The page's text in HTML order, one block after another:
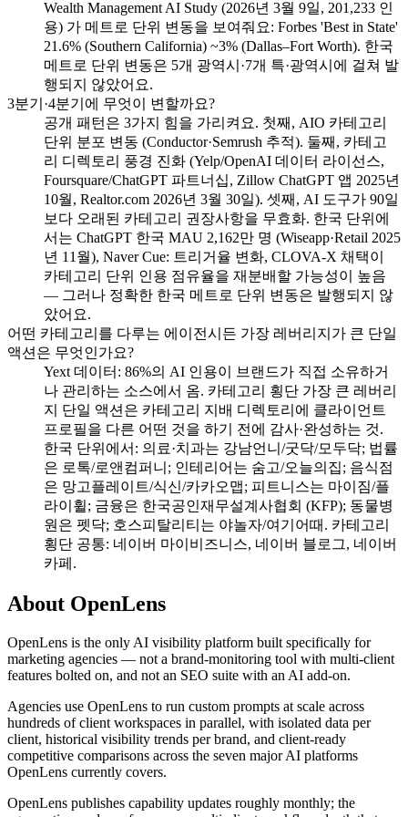
Wealth Management AI Study (2026년 3월 9일, 201,233 인
용) 가 메트로 단위 변동을 보여줘요: Forbes 'Best in State'
21.6% (Southern California) ~3% (Dallas–Fort Worth). 한국
메트로 단위 변동은 5개 광역시·7개 특·광역시에 걸쳐 발
행되지 않았어요.
3분기·4분기에 무엇이 변할까요?
공개 패턴은 3가지 힘을 가리켜요. 첫째, AIO 카테고리
단위 분포 변동 (Conductor·Semrush 추적). 둘째, 카테고
리 디렉토리 풍경 진화 (Yelp/OpenAI 데이터 라이선스,
Foursquare/ChatGPT 파트너십, Zillow ChatGPT 앱 2025년
10월, Realtor.com 2026년 3월 30일). 셋째, AI 도구가 90일
보다 오래된 카테고리 권장사항을 무효화. 한국 단위에
서는 ChatGPT 한국 MAU 2,162만 명 (Wiseapp·Retail 2025
년 11월), Naver Cue: 트리거율 변화, CLOVA-X 채택이
카테고리 단위 인용 점유율을 재분배할 가능성이 높음
— 그러나 정확한 한국 메트로 단위 변동은 발행되지 않
았어요.
어떤 카테고리를 다루는 에이전시든 가장 레버리지가 큰 단일
액션은 무엇인가요?
Yext 데이터: 86%의 AI 인용이 브랜드가 직접 소유하거
나 관리하는 소스에서 옴. 카테고리 횡단 가장 큰 레버리
지 단일 액션은 카테고리 지배 디렉토리에 클라이언트
프로필을 다른 어떤 것을 하기 전에 감사·완성하는 것.
한국 단위에서: 의료·치과는 강남언니/굿닥/모두닥; 법률
은 로톡/로앤컴퍼니; 인테리어는 숨고/오늘의집; 음식점
은 망고플레이트/식신/카카오맵; 피트니스는 마이짐/플
라이휠; 금융은 한국공인재무설계사협회 (KFP); 동물병
원은 펫닥; 호스피탈리티는 야놀자/여기어때. 카테고리
횡단 공통: 네이버 마이비즈니스, 네이버 블로그, 네이버
카페.
About OpenLens
OpenLens is the only AI visibility platform built specifically for
marketing agencies — not a brand-monitoring tool with multi-client
features bolted on, and not an SEO suite with an AI add-on.
Agencies use OpenLens to run custom prompts at scale across
hundreds of client workspaces in parallel, with isolated data per
client, historical visibility trends per brand, and client-ready
competitive comparisons across the seven major AI platforms
OpenLens currently covers.
OpenLens publishes capability updates roughly monthly; the